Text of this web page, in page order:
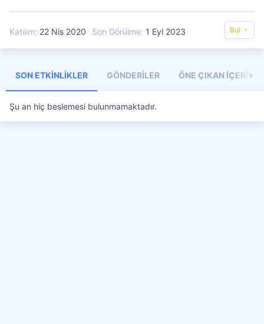
Katılım 22 Nis 2020 Son Görülme 1 Eyl 2023 Bul
SON ETKINLIKLER GÖNDERILER ÖNE ÇIKAN
Şu an hiç beslemesi bulunmamaktadır.